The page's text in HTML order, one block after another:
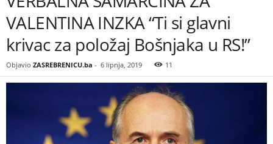
VALENTINA INZKA “Ti si glavni
krivac za položaj Bošnjaka u RS!”
Objavio ZASREBRENICU.ba - 6 lipnja, 2019 11